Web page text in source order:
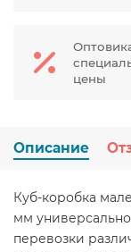
цены
Описание
Куб-коробка
мм
перевозки